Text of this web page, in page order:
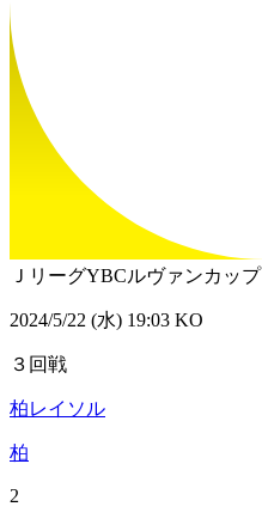
ＪリーグYBCルヴァンカップ
2024/5/22 (水) 19:03 KO
３回戦
柏レイソル
柏
2